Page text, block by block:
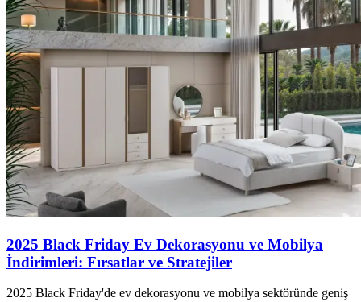
2025 Black Friday Ev Dekorasyonu ve Mobilya
İndirimleri: Fırsatlar ve Stratejiler
2025 Black Friday'de ev dekorasyonu ve mobilya sektöründe geniş